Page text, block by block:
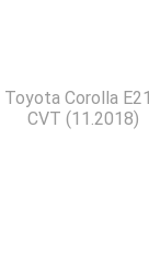
Toyota Corolla
CVT (11.2018)